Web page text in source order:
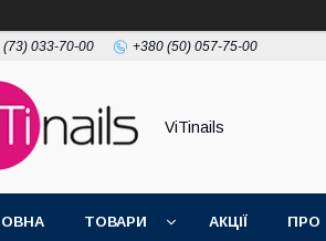
(73) 033-70-00 +380 (50) 057-75-00
ViTinails
ТОВАРИ АКЦІЇ ПРО